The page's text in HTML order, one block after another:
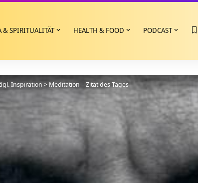
& SPIRITUALITÄT HEALTH & FOOD PODCAST
Inspiration > Meditation – Zitat des Tages